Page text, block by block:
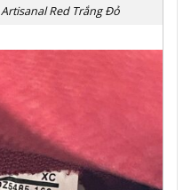
Red Trắng Đỏ